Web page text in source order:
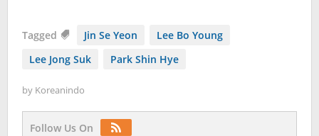
Tagged Jin Se Yeon
Lee Bo Young
Lee Jong Suk
Park Shin Hye
by Koreanindo
Follow Us On